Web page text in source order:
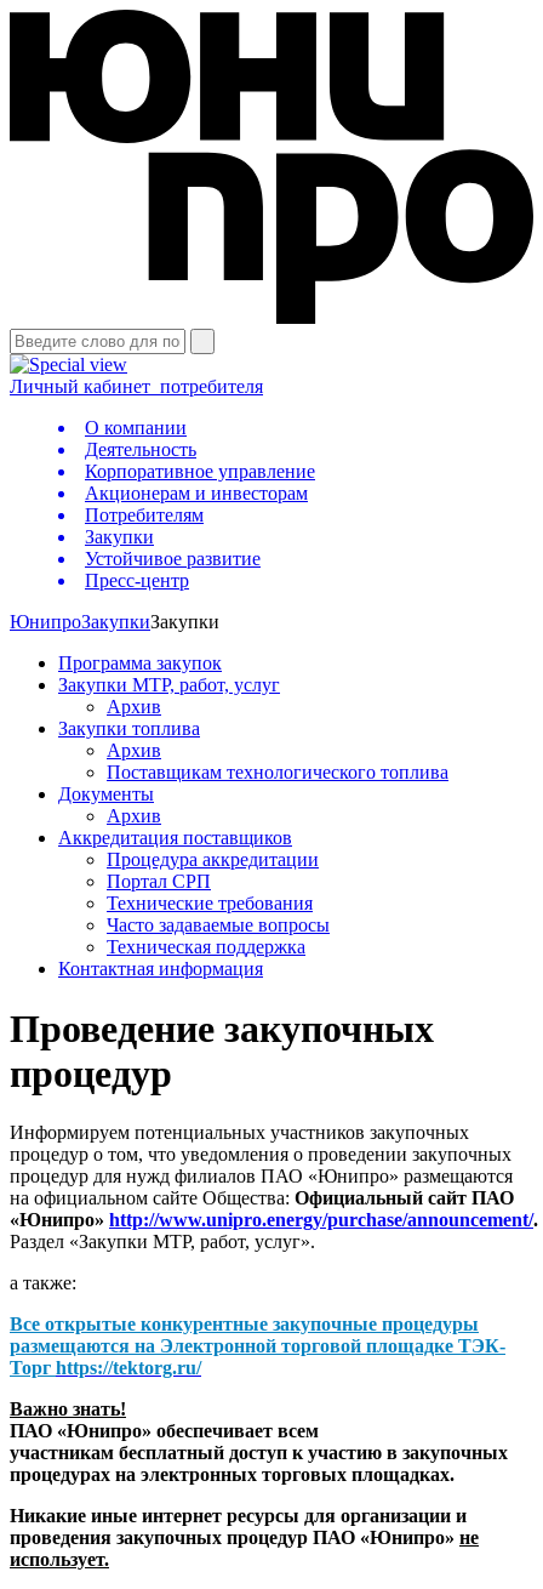
Личный кабинет потребителя
О компании
Деятельность
Корпоративное управление
Акционерам и инвесторам
Потребителям
Закупки
Устойчивое развитие
Пресс-центр
ЮнипроЗакупкиЗакупки
Программа закупок
Закупки МТР, работ, услуг
Архив
Закупки топлива
Архив
Поставщикам технологического топлива
Документы
Архив
Аккредитация поставщиков
Процедура аккредитации
Портал СРП
Технические требования
Часто задаваемые вопросы
Техническая поддержка
Контактная информация
Проведение закупочных
процедур
Информируем потенциальных участников закупочных
процедур о том, что уведомления о проведении закупочных
процедур для нужд филиалов ПАО «Юнипро» размещаются
на официальном сайте Общества: Официальный сайт ПАО
«Юнипро» http://www.unipro.energy/purchase/announcement/.
Раздел «Закупки МТР, работ, услуг».
а также:
Все открытые конкурентные закупочные процедуры
размещаются на Электронной торговой площадке ТЭК-
Торг https://tektorg.ru/
Важно знать!
ПАО «Юнипро» обеспечивает всем
участникам бесплатный доступ к участию в закупочных
процедурах на электронных торговых площадках.
Никакие иные интернет ресурсы для организации и
проведения закупочных процедур ПАО «Юнипро» не
использует.